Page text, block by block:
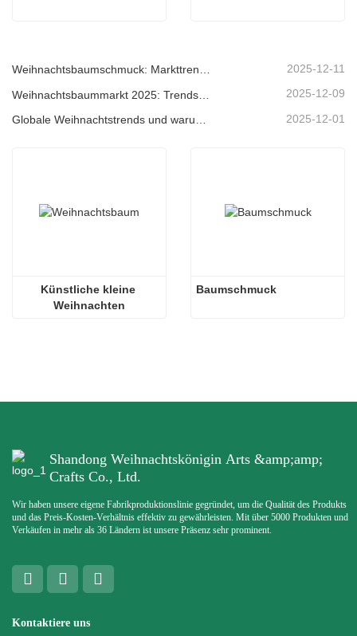
Weihnachtsbaumschmuck: Markttrends, Einblicke in die Lieferkette und Beschaffungsleitfaden 2025 2025-12-11
2025-12-09
2025-12-01
Künstliche kleine
Weihnachten
Baumschmuck
Shandong Weihnachtskönigin Arts &amp;amp;
Crafts Co., Ltd.
Wir haben unsere eigene Fabrikproduktionslinie gegründet, um die Qualität des Produkts
und das Preis-Kosten-Verhältnis effektiv zu gewährleisten. Mit über 5000 Produkten und
Verkäufen in mehr als 36 Ländern ist unsere Präsenz sehr prominent.
Kontaktiere uns